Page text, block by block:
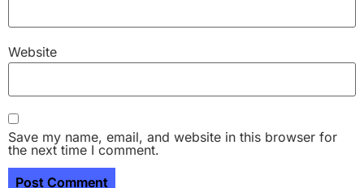
Website
Save my name, email, and website in this browser for
the next time I comment.